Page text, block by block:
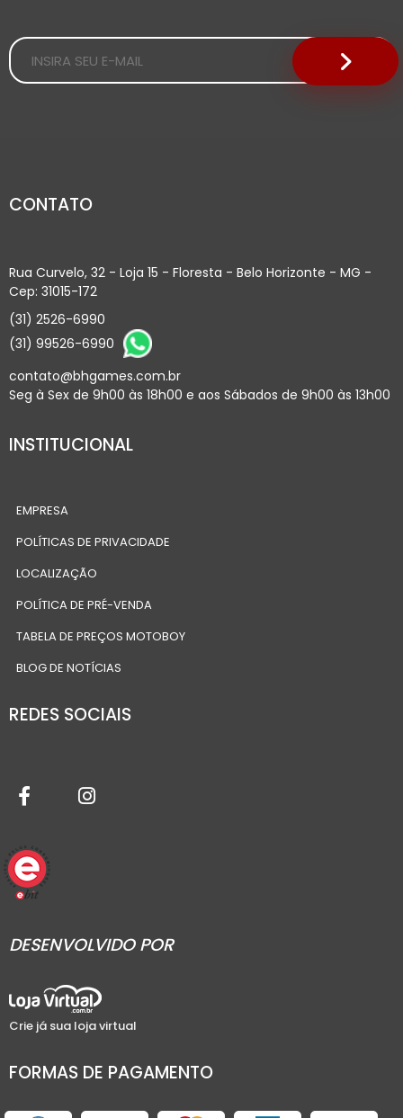
CONTATO
Rua Curvelo, 32 - Loja 15 - Floresta - Belo Horizonte - MG -
Cep: 31015-172
(31) 2526-6990
(31) 99526-6990
contato@bhgames.com.br
Seg à Sex de 9h00 às 18h00 e aos Sábados de 9h00 às 13h00
INSTITUCIONAL
EMPRESA
POLÍTICAS DE PRIVACIDADE
LOCALIZAÇÃO
POLÍTICA DE PRÉ-VENDA
TABELA DE PREÇOS MOTOBOY
BLOG DE NOTÍCIAS
REDES SOCIAIS
DESENVOLVIDO POR
Crie já sua loja virtual
FORMAS DE PAGAMENTO